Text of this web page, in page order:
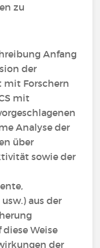
zu
Anfang
der
Forschern
mit
Analyse der
über
sowie der
aus der
Weise
der